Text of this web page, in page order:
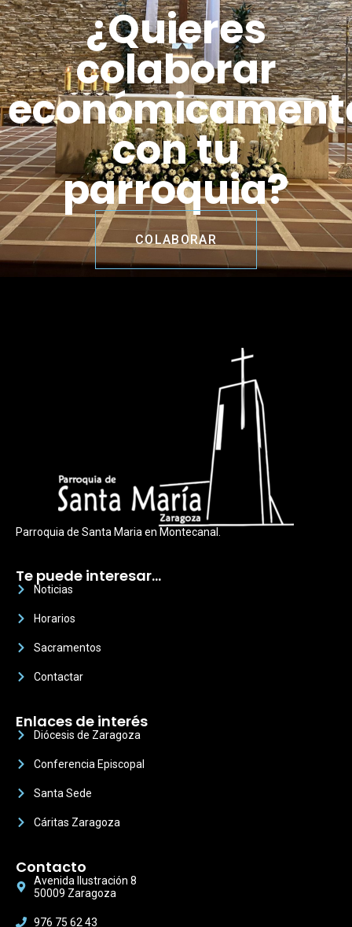
¿Quieres
colaborar
con tu
parroquia?
COLABORAR
Parroquia de Santa Maria en Montecanal.
Te puede interesar…
Noticias
Horarios
Sacramentos
Contactar
Enlaces de interés
Diócesis de Zaragoza
Conferencia Episcopal
Santa Sede
Cáritas Zaragoza
Contacto
Avenida Ilustración 8
50009 Zaragoza
976 75 62 43